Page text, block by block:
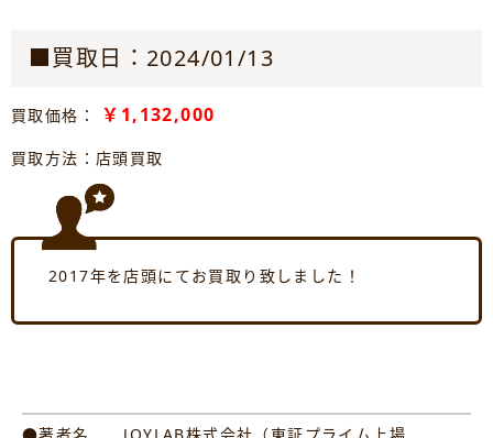
■買取日：2024/01/13
買取価格： ￥1,132,000
買取方法：店頭買取
2017年を店頭にてお買取り致しました！
●著者名 JOYLAB株式会社（東証プライム上場